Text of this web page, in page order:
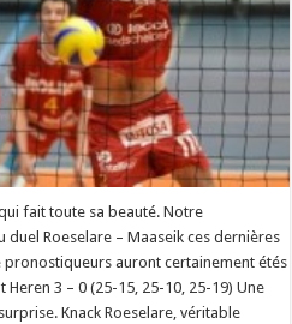
fait toute sa beauté. Notre
Roeselare – Maaseik ces dernières
pronostiqueurs auront certainement étés
Heren 3 – 0 (25-15, 25-10, 25-19) Une
Knack Roeselare, véritable